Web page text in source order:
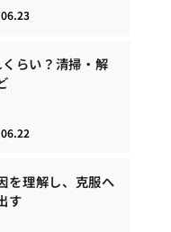
らい？清掃・解
を理解し、克服へ
す